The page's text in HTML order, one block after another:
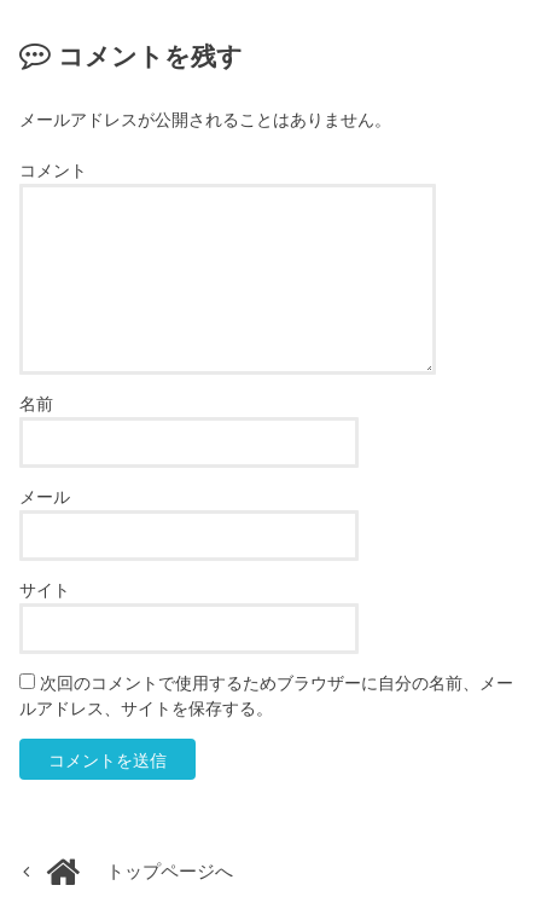
コメントを残す
メールアドレスが公開されることはありません。
コメント
名前
メール
サイト
次回のコメントで使用するためブラウザーに自分の名前、メー
ルアドレス、サイトを保存する。
トップページへ